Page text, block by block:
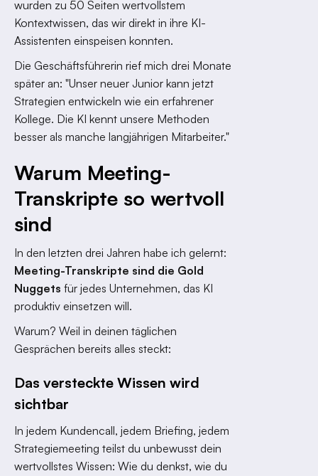
wurden zu 50 Seiten wertvollstem
Kontextwissen, das wir direkt in ihre KI-
Assistenten einspeisen konnten.
Die Geschäftsführerin rief mich drei Monate
später an: "Unser neuer Junior kann jetzt
Strategien entwickeln wie ein erfahrener
Kollege. Die KI kennt unsere Methoden
besser als manche langjährigen Mitarbeiter."
Warum Meeting-
Transkripte so wertvoll
sind
In den letzten drei Jahren habe ich gelernt:
Meeting-Transkripte sind die Gold
Nuggets für jedes Unternehmen, das KI
produktiv einsetzen will.
Warum? Weil in deinen täglichen
Gesprächen bereits alles steckt:
Das versteckte Wissen wird
sichtbar
In jedem Kundencall, jedem Briefing, jedem
Strategiemeeting teilst du unbewusst dein
wertvollstes Wissen: Wie du denkst, wie du